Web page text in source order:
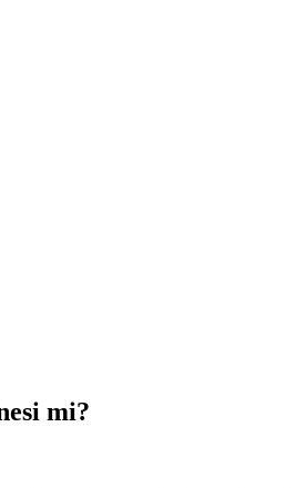
mi?